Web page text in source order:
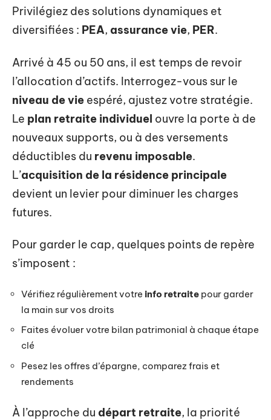
Privilégiez des solutions dynamiques et
diversifiées : PEA, assurance vie, PER.
Arrivé à 45 ou 50 ans, il est temps de revoir
l’allocation d’actifs. Interrogez-vous sur le
niveau de vie espéré, ajustez votre stratégie.
Le plan retraite individuel ouvre la porte à de
nouveaux supports, ou à des versements
déductibles du revenu imposable.
L’acquisition de la résidence principale
devient un levier pour diminuer les charges
futures.
Pour garder le cap, quelques points de repère
s’imposent :
Vérifiez régulièrement votre info retraite pour garder
la main sur vos droits
Faites évoluer votre bilan patrimonial à chaque étape
clé
Pesez les offres d’épargne, comparez frais et
rendements
À l’approche du départ retraite, la priorité